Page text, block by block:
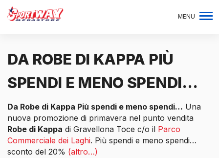
MENU
DA ROBE DI KAPPA PIÙ
SPENDI E MENO SPENDI…
Da Robe di Kappa Più spendi e meno spendi… Una
nuova promozione di primavera nel punto vendita
Robe di Kappa di Gravellona Toce c/o il Parco
Commerciale dei Laghi. Più spendi e meno spendi…
sconto del 20% (altro…)